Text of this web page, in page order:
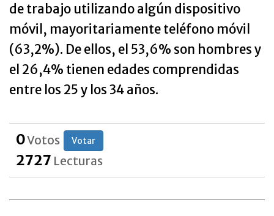
de trabajo utilizando algún dispositivo
móvil, mayoritariamente teléfono móvil
(63,2%). De ellos, el 53,6% son hombres y
el 26,4% tienen edades comprendidas
entre los 25 y los 34 años.
0Votos Votar
2727 Lecturas